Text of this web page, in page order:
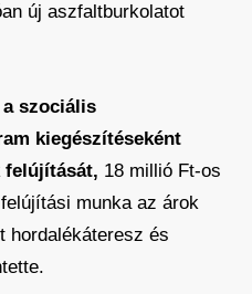
új aszfaltburkolatot
szociális
kiegészítéseként
felújítását, 18 millió Ft-os
munka az árok
hordalékáteresz és